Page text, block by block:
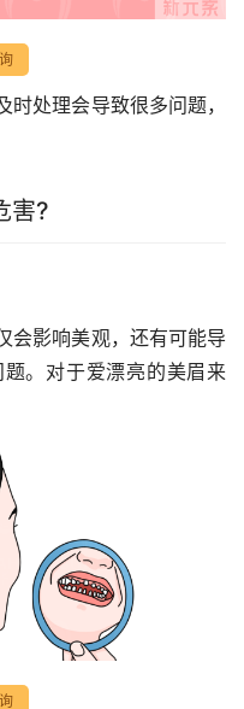
处理会导致很多问题，
害?
会影响美观，还有可能导
。对于爱漂亮的美眉来